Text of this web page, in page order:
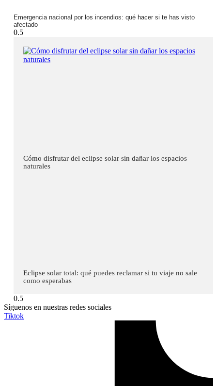
Emergencia nacional por los incendios: qué hacer si te has visto
afectado
Cómo disfrutar del eclipse solar sin dañar los espacios
naturales
Eclipse solar total: qué puedes reclamar si tu viaje no sale
como esperabas
Síguenos en nuestras redes sociales
Tiktok